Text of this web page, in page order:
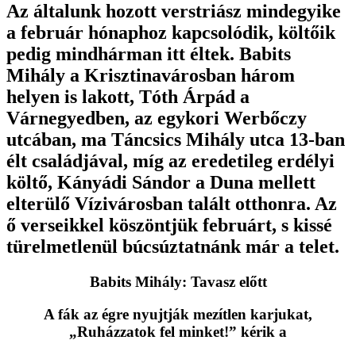
Az általunk hozott verstriász mindegyike
a február hónaphoz kapcsolódik, költőik
pedig mindhárman itt éltek. Babits
Mihály a Krisztinavárosban három
helyen is lakott, Tóth Árpád a
Várnegyedben, az egykori Werbőczy
utcában, ma Táncsics Mihály utca 13-ban
élt családjával, míg az eredetileg erdélyi
költő, Kányádi Sándor a Duna mellett
elterülő Vízivárosban talált otthonra. Az
ő verseikkel köszöntjük februárt, s kissé
türelmetlenül búcsúztatnánk már a telet.
Babits Mihály: Tavasz előtt
A fák az égre nyujtják mezítlen karjukat,
„Ruházzatok fel minket!” kérik a